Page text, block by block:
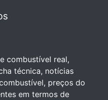
combustível real,
técnica, notícias
preços do
em termos de